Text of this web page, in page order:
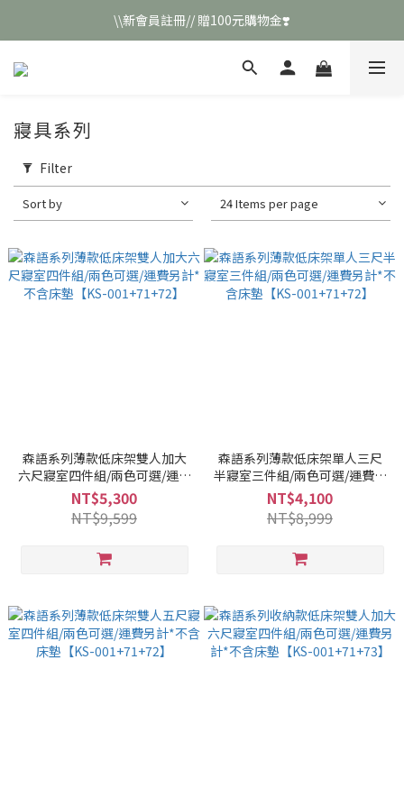
\\新會員註冊// 贈100元購物金❣️
\\新會員註冊// 贈100元購物金❣️
LINE好友招募\\ 回答數字 領取50元折扣碼 //
寢具系列
Filter
Sort by 24 Items per page
森語系列薄款低床架雙人加大
六尺寢室四件組/兩色可選/運費
另計*不含床墊【KS-
001+71+72】
NT$5,300
NT$9,599
森語系列薄款低床架單人三尺
半寢室三件組/兩色可選/運費另
計*不含床墊【KS-
001+71+72】
NT$4,100
NT$8,999